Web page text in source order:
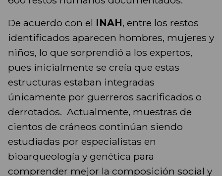
De acuerdo con el INAH, entre los restos
identificados aparecen hombres, mujeres y
niños, lo que sorprendió a los expertos,
pues inicialmente se creía que estas
estructuras estaban integradas
únicamente por guerreros sacrificados o
derrotados. Actualmente, muestras de
cientos de cráneos continúan siendo
estudiadas por especialistas en
bioarqueología y genética para
comprender mejor la composición social y